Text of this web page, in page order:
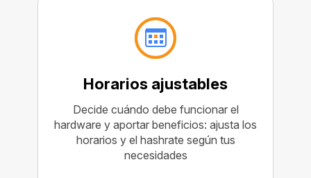
Horarios ajustables
Decide cuándo debe funcionar el
hardware y aportar beneficios: ajusta los
horarios y el hashrate según tus
necesidades